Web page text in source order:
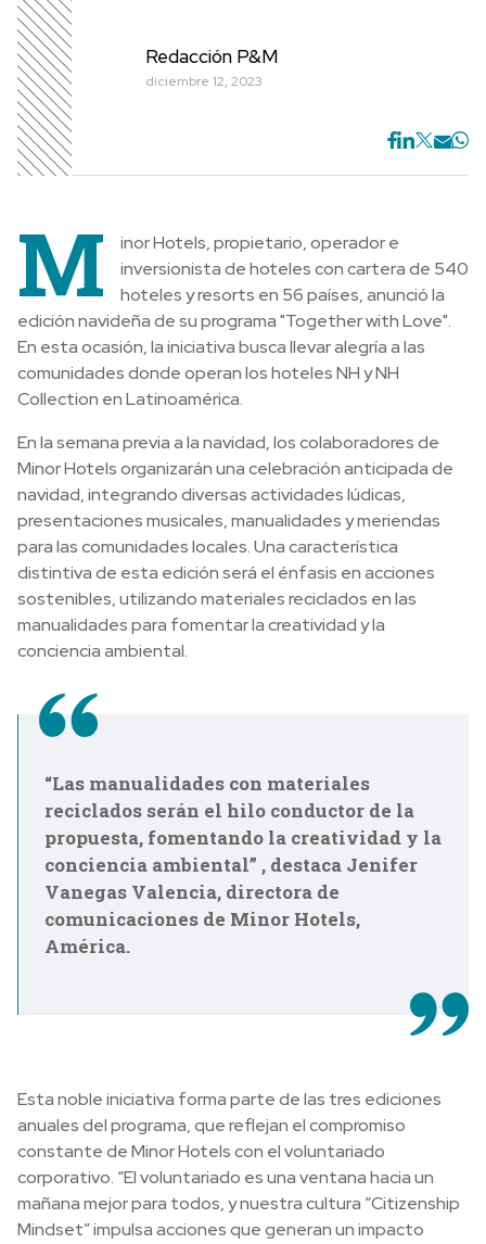
Redacción P&M
diciembre 12, 2023
M
inor Hotels, propietario, operador e
inversionista de hoteles con cartera de 540
hoteles y resorts en 56 países, anunció la
edición navideña de su programa "Together with Love".
En esta ocasión, la iniciativa busca llevar alegría a las
comunidades donde operan los hoteles NH y NH
Collection en Latinoamérica.
En la semana previa a la navidad, los colaboradores de
Minor Hotels organizarán una celebración anticipada de
navidad, integrando diversas actividades lúdicas,
presentaciones musicales, manualidades y meriendas
para las comunidades locales. Una característica
distintiva de esta edición será el énfasis en acciones
sostenibles, utilizando materiales reciclados en las
manualidades para fomentar la creatividad y la
conciencia ambiental.
“Las manualidades con materiales
reciclados serán el hilo conductor de la
propuesta, fomentando la creatividad y la
conciencia ambiental” , destaca Jenifer
Vanegas Valencia, directora de
comunicaciones de Minor Hotels,
América.
Esta noble iniciativa forma parte de las tres ediciones
anuales del programa, que reflejan el compromiso
constante de Minor Hotels con el voluntariado
corporativo. “El voluntariado es una ventana hacia un
mañana mejor para todos, y nuestra cultura “Citizenship
Mindset” impulsa acciones que generan un impacto